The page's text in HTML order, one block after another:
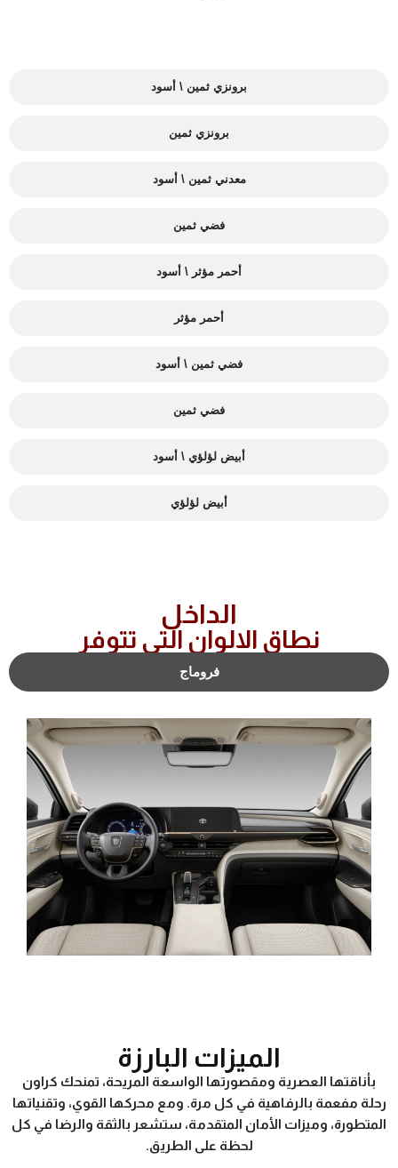
برونزي ثمين \ أسود
برونزي ثمين
معدني ثمين \ أسود
فضي ثمين
أحمر مؤثر \ أسود
أحمر مؤثر
فضي ثمين \ أسود
فضي ثمين
أبيض لؤلؤي \ أسود
أبيض لؤلؤي
الداخل
نطاق الالوان التي تتوفر
فروماج
الميزات البارزة
بأناقتها العصرية ومقصورتها الواسعة المريحة، تمنحك كراون
رحلة مفعمة بالرفاهية في كل مرة. ومع محركها القوي، وتقنياتها
المتطورة، وميزات الأمان المتقدمة، ستشعر بالثقة والرضا في كل
لحظة على الطريق.